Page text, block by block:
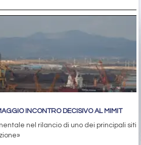
INCONTRO DECISIVO AL MIMIT
nel rilancio di uno dei principali siti